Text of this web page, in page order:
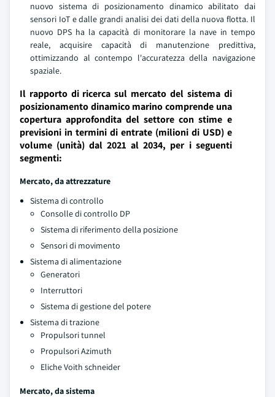
nuovo sistema di posizionamento dinamico abilitato dai
sensori IoT e dalle grandi analisi dei dati della nuova flotta. Il
nuovo DPS ha la capacità di monitorare la nave in tempo
reale, acquisire capacità di manutenzione predittiva,
ottimizzando al contempo l'accuratezza della navigazione
spaziale.
Il rapporto di ricerca sul mercato del sistema di
posizionamento dinamico marino comprende una
copertura approfondita del settore con stime e
previsioni in termini di entrate (milioni di USD) e
volume (unità) dal 2021 al 2034, per i seguenti
segmenti:
Mercato, da attrezzature
Sistema di controllo
Consolle di controllo DP
Sistema di riferimento della posizione
Sensori di movimento
Sistema di alimentazione
Generatori
Interruttori
Sistema di gestione del potere
Sistema di trazione
Propulsori tunnel
Propulsori Azimuth
Eliche Voith schneider
Mercato, da sistema